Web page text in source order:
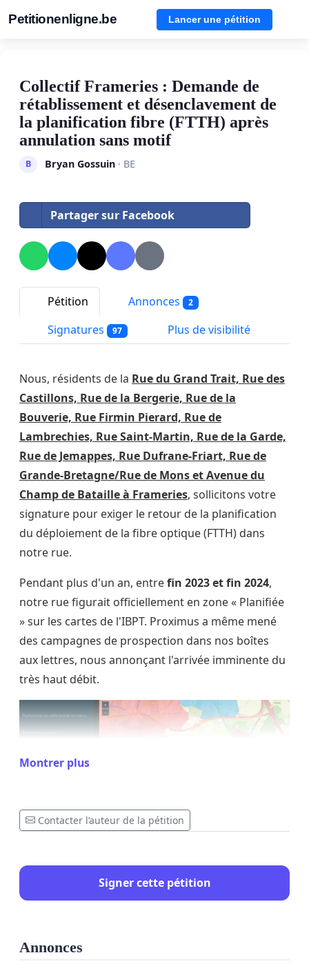
Petitionenligne.be Lancer une pétition
Collectif Frameries : Demande de
rétablissement et désenclavement de
la planification fibre (FTTH) après
annulation sans motif
B Bryan Gossuin· BE
Partager sur Facebook
Pétition Annonces 2
Signatures 97 Plus de visibilité
Nous, résidents de la Rue du Grand Trait, Rue des
Castillons, Rue de la Bergerie, Rue de la
Bouverie, Rue Firmin Pierard, Rue de
Lambrechies, Rue Saint-Martin, Rue de la Garde,
Rue de Jemappes, Rue Dufrane-Friart, Rue de
Grande-Bretagne/Rue de Mons et Avenue du
Champ de Bataille à Frameries, sollicitons votre
signature pour exiger le retour de la planification
du déploiement de la fibre optique (FTTH) dans
notre rue.
Pendant plus d'un an, entrefin 2023 et fin 2024,
notre rue figurait officiellement en zone « Planifiée
» sur les cartes de l'IBPT. Proximus a même mené
des campagnes de prospection dans nos boîtes
aux lettres, nous annonçant l'arrivée imminente du
très haut débit.
début 2025, tout a changé : sans aucune
explication ni avertissement, notre zone a été
Montrer plus
Contacter l’auteur de la pétition
Signer cette pétition
Annonces